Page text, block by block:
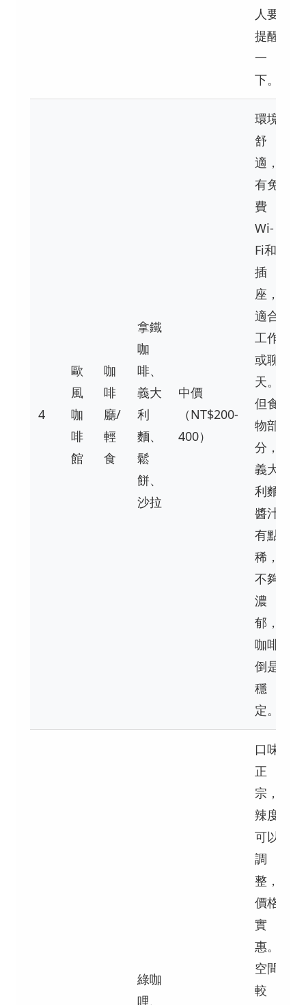
人要
提醒
一
下。
4
歐
風
咖
啡
館
咖
啡
廳/
輕
食
拿鐵
咖
啡、
義大
利
麵、
鬆
餅、
沙拉
中價
（NT$200-
400）
環境
舒
適，
有免
費
Wi-
Fi和
插
座，
適合
工作
或聊
天。
但食
物部
分，
義大
利麵
醬汁
有點
稀，
不夠
濃
郁，
咖啡
倒是
穩
定。
綠咖
哩、
口味
正
宗，
辣度
可以
調
整，
價格
實
惠。
空間
較